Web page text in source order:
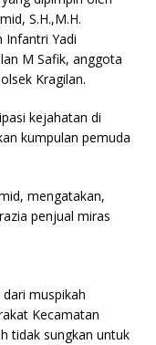
S.H.,M.H.
Infantri Yadi
M Safik, anggota
Kragilan.
kejahatan di
kumpulan pemuda
mengatakan,
penjual miras
muspikah
Kecamatan
tidak sungkan untuk